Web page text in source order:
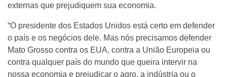
externas que prejudiquem sua economia.
“O presidente dos Estados Unidos está certo em defender
o país e os negócios dele. Mas nós precisamos defender
Mato Grosso contra os EUA, contra a União Europeia ou
contra qualquer país do mundo que queira intervir na
nossa economia e prejudicar o agro, a indústria ou o